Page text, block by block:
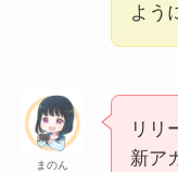
よう
まのん
リリ
新ア